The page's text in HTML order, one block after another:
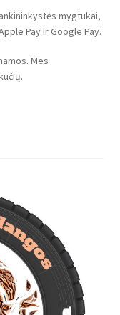
mygtukai,
Pay ir Google Pay.
Mes